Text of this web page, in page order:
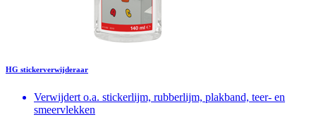
HG stickerverwijderaar
Verwijdert o.a. stickerlijm, rubberlijm, plakband, teer- en
smeervlekken